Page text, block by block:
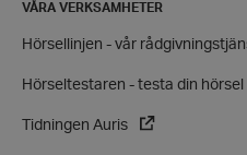
VÅRA VERKSAMHETER
Hörsellinjen - vår
Hörseltestaren - testa din hörsel
Tidningen Auris
kärnwebbplatsfunktioner
och kontohantering.
användas ordentligt utan